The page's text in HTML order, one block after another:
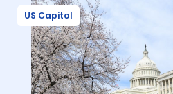
US Capitol